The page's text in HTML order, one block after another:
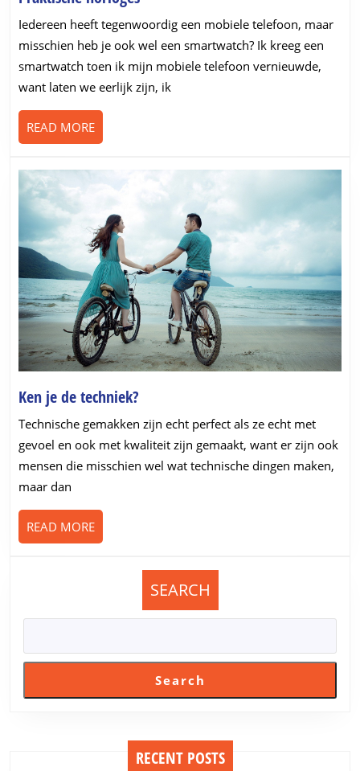
horloges
Iedereen heeft tegenwoordig een mobiele telefoon, maar
misschien heb je ook wel een smartwatch? Ik kreeg een
smartwatch toen ik mijn mobiele telefoon vernieuwde,
want laten we eerlijk zijn, ik
READ MOREREAD
MORE
Ken je de techniek?
de
techniek?
Technische gemakken zijn echt perfect als ze echt met
gevoel en ook met kwaliteit zijn gemaakt, want er zijn ook
mensen die misschien wel wat technische dingen maken,
maar dan
READ MOREREAD
MORE
SEARCH
Search
RECENT POSTS